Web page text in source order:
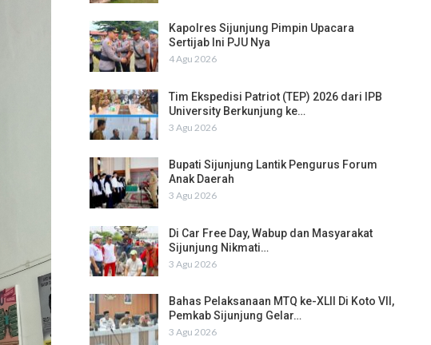
Kapolres Sijunjung Pimpin Upacara
Sertijab Ini PJU Nya
4 Agu 2026
Tim Ekspedisi Patriot (TEP) 2026 dari IPB
University Berkunjung ke…
3 Agu 2026
Bupati Sijunjung Lantik Pengurus Forum
Anak Daerah
3 Agu 2026
Di Car Free Day, Wabup dan Masyarakat
Sijunjung Nikmati…
3 Agu 2026
Bahas Pelaksanaan MTQ ke-XLII Di Koto VII,
Pemkab Sijunjung Gelar…
3 Agu 2026